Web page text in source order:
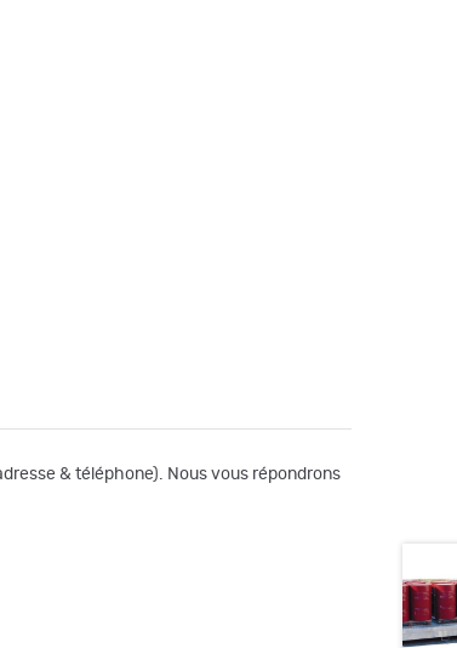
& téléphone). Nous vous répondrons